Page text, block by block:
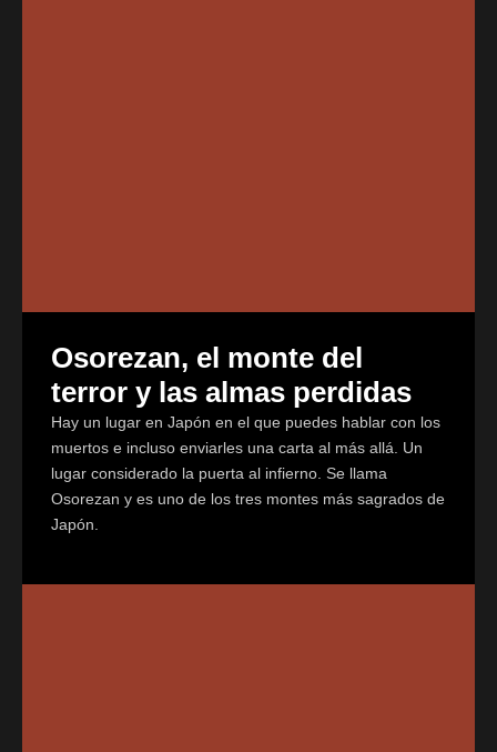
Osorezan, el monte del
terror y las almas perdidas
Hay un lugar en Japón en el que puedes hablar con los
muertos e incluso enviarles una carta al más allá. Un
lugar considerado la puerta al infierno. Se llama
Osorezan y es uno de los tres montes más sagrados de
Japón.